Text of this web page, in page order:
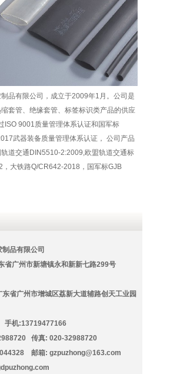
品有限公司，成立于2009年1月。公司是
套管、绝缘套管、标签标识类产品的供应
ISO 9001质量管理体系认证和国军标
武器装备质量管理体系认证， 公司产品
道交通DIN5510-2:2009,欧盟轨道交通标
，大铁路Q/CR642-2018，国军标GJB
制品有限公司
省广州市新塘镇永和新新七路299号
省广州市增城区荔新大道辅路创天工业园
手机:13719477166
传真: 020-32988720
邮箱: gzpuzhong@163.com